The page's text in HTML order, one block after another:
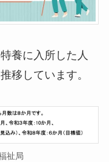
養に入所した人
移しています。
祉局